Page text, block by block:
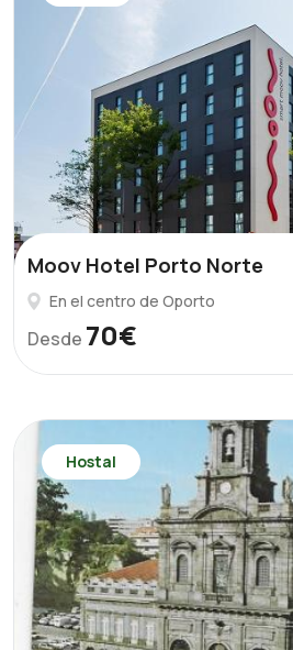
Moov Hotel Porto Norte
En el centro de Oporto
Desde 70€
Hostal